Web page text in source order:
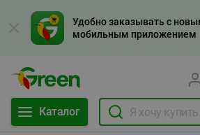
Удобно заказывать с
мобильным приложением
Каталог